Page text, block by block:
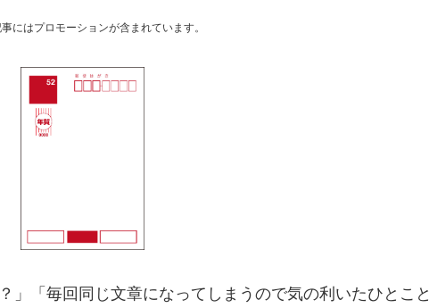
にはプロモーションが含まれています。
」「毎回同じ文章になってしまうので気の利いたひとこと